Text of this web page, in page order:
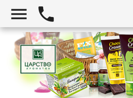
 